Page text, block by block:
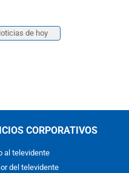
de hoy
CORPORATIVOS
al televidente
del televidente